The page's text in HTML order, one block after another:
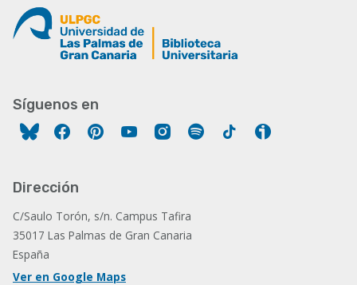
Síguenos en
FacebookPinterestYouTubeInstagram
Spotify Tiktok
Dirección
C/Saulo Torón, s/n. Campus Tafira
35017 Las Palmas de Gran Canaria
España
Ver en Google Maps